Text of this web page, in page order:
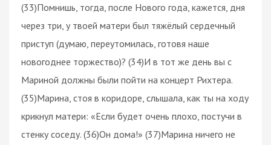
(33)Помнишь, тогда, после Нового года, кажется, дня
через три, у твоей матери был тяжёлый сердечный
приступ (думаю, переутомилась, готовя наше
новогоднее торжество)? (34)И в тот же день вы с
Мариной должны были пойти на концерт Рихтера.
(35)Марина, стоя в коридоре, слышала, как ты на ходу
крикнул матери: «Если будет очень плохо, постучи в
стенку соседу. (36)Он дома!» (37)Марина ничего не